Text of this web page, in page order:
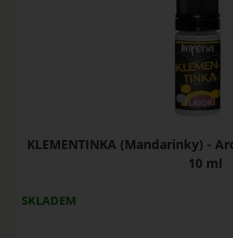
KLEMENTINKA (Mandarinky) -
10 ml
SKLADEM